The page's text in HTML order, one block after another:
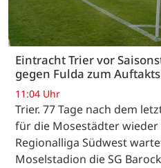
Eintracht Trier vor
gegen Fulda zum
11:04 Uhr
Trier. 77 Tage nach dem
für die Mosestädter
Regionalliga Südwest
Moselstadion die SG